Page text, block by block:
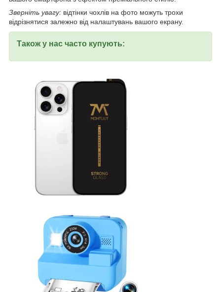
Зверніть увагу: відтінки чохлів на фото можуть трохи
відрізнятися залежно від налаштувань вашого екрану.
Також у нас часто купують: